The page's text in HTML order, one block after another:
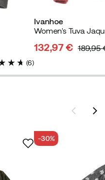
(6)
Ivanhoe
Women's Tuva
132,97 € 189,95
-30%